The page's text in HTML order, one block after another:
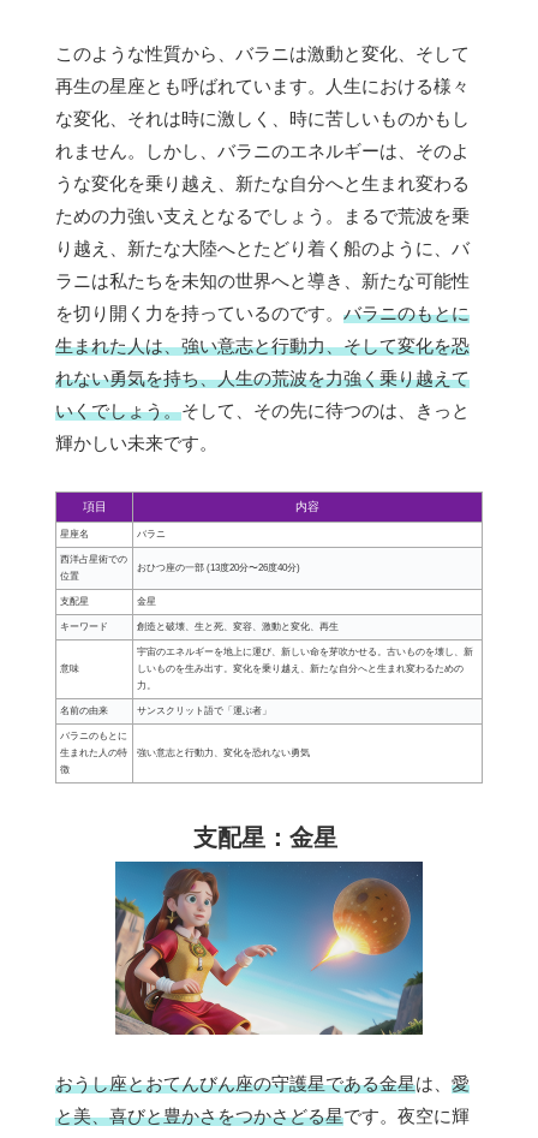
このような性質から、バラニは激動と変化、そして
再生の星座とも呼ばれています。人生における様々
な変化、それは時に激しく、時に苦しいものかもし
れません。しかし、バラニのエネルギーは、そのよ
うな変化を乗り越え、新たな自分へと生まれ変わる
ための力強い支えとなるでしょう。まるで荒波を乗
り越え、新たな大陸へとたどり着く船のように、バ
ラニは私たちを未知の世界へと導き、新たな可能性
を切り開く力を持っているのです。 バラニのもとに
生まれた人は、強い意志と行動力、そして変化を恐
れない勇気を持ち、人生の荒波を力強く乗り越えて
いくでしょう。そして、その先に待つのは、きっと
輝かしい未来です。
項目 内容
星座名 バラニ
西洋占星術での
位置
おひつ座の一部 (13度20分〜26度40分)
支配星 金星
キーワード 創造と破壊、生と死、変容、激動と変化、再生
意味
宇宙のエネルギーを地上に運び、新しい命を芽吹かせる。古いものを壊し、新
しいものを生み出す。変化を乗り越え、新たな自分へと生まれ変わるための
力。
名前の由来 サンスクリット語で「運ぶ者」
バラニのもとに
生まれた人の特
徴
強い意志と行動力、変化を恐れない勇気
支配星：金星
おうし座とおてんびん座の守護星である金星は、 愛
と美、喜びと豊かさをつかさどる星です。夜空に輝